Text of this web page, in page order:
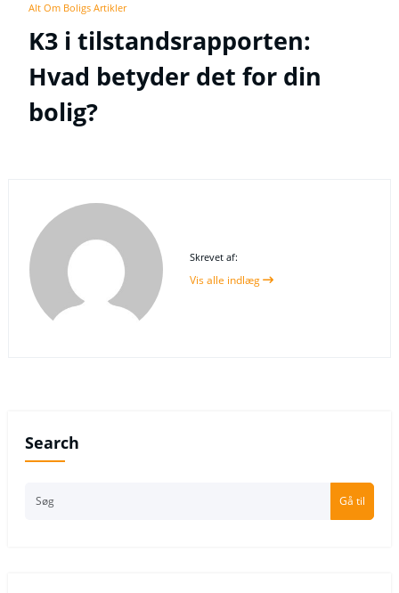
Alt Om Boligs Artikler
K3 i tilstandsrapporten:
Hvad betyder det for din
bolig?
Skrevet af:
Vis alle indlæg
Search
Gå til